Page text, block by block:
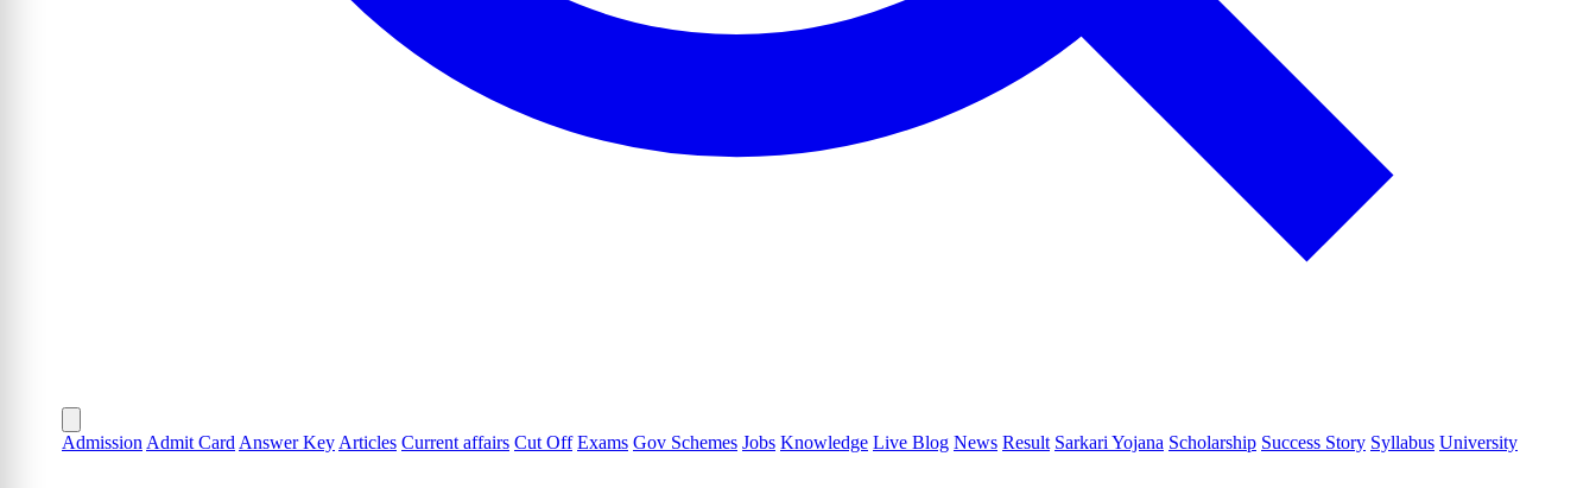
Admission Admit Card Answer Key Articles Current affairs Cut Off Exams Gov Schemes Jobs Knowledge Live Blog News Result Sarkari Yojana Scholarship Success Story Syllabus University